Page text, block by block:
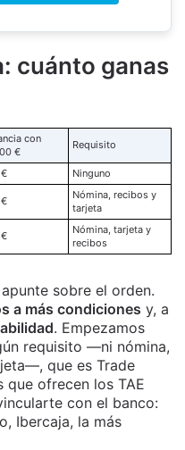
cuánto ganas
con
€
Requisito
Ninguno
Nómina, recibos y
tarjeta
Nómina, tarjeta y
recibos
sobre el orden.
a más condiciones y, a
. Empezamos
requisito —ni nómina,
que es Trade
que ofrecen los TAE
con el banco:
Ibercaja, la más